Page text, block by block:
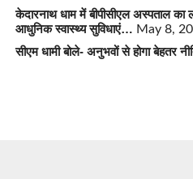
केदारनाथ धाम में बीपीसीएल अस्पताल का
आधुनिक स्वास्थ्य सुविधाएं… May 8,
सीएम धामी बोले- अनुभवों से होगा बेहतर